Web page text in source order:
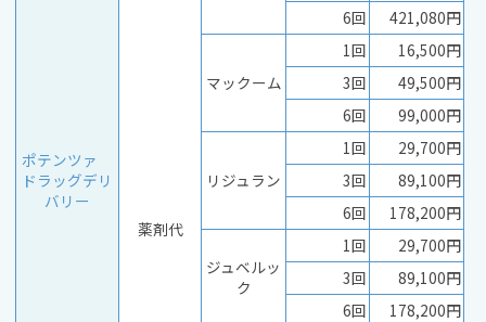
ポテンツァ
ドラッグデリ
バリー
薬剤代
6回
421,080円
マックーム
1回
16,500円
3回
49,500円
6回
99,000円
リジュラン
1回
29,700円
3回
89,100円
6回
178,200円
ジュベルッ
ク
1回
29,700円
3回
89,100円
6回
178,200円